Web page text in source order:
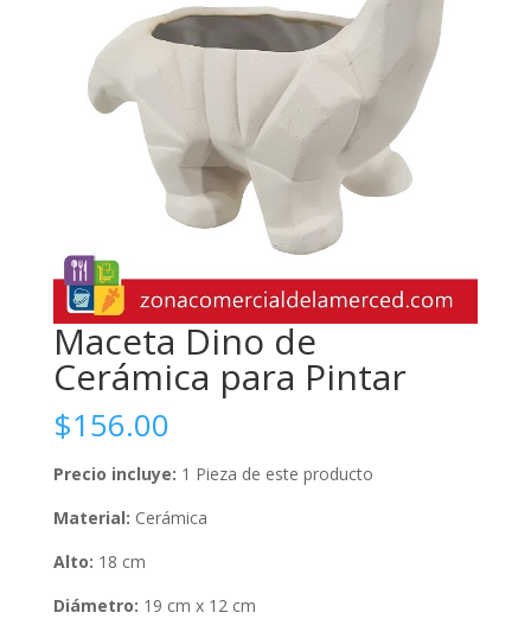
Maceta Dino de
Cerámica para Pintar
$156.00
Precio incluye: 1 Pieza de este producto
Material: Cerámica
Alto: 18 cm
Diámetro: 19 cm x 12 cm